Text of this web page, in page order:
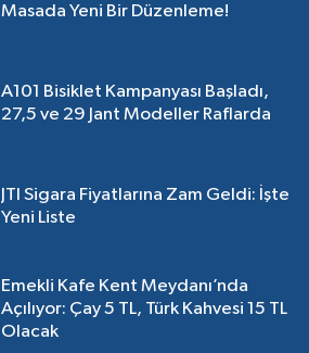
Masada Yeni Bir Düzenleme!
A101 Bisiklet Kampanyası Başladı,
27,5 ve 29 Jant Modeller Raflarda
JTI Sigara Fiyatlarına Zam Geldi: İşte
Yeni Liste
Emekli Kafe Kent Meydanı’nda
Açılıyor: Çay 5 TL, Türk Kahvesi 15 TL
Olacak